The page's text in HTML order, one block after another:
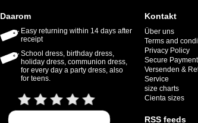
Daarom
Easy returning within 14 days after
receipt
School dress, birthday dress,
holiday dress, communion dress,
for every day a party dress, also
for teens.
Kontakt
Über uns
Terms and
Privacy Policy
Secure Payment
Versenden &
Service
size charts
Cienta sizes
RSS feeds